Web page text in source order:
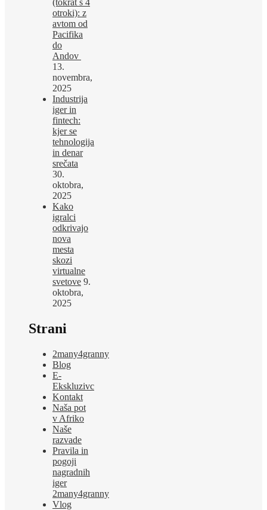
(tokrat s 4
otroki): z
avtom od
Pacifika
do
Andov
13.
novembra,
2025
Industrija
iger in
fintech:
kjer se
tehnologija
in denar
srečata
30.
oktobra,
2025
Kako
igralci
odkrivajo
nova
mesta
skozi
virtualne
svetove 9.
oktobra,
2025
Strani
2many4granny
Blog
E-
Ekskluzivc
Kontakt
Naša pot
v Afriko
Naše
razvade
Pravila in
pogoji
nagradnih
iger
2many4granny
Vlog